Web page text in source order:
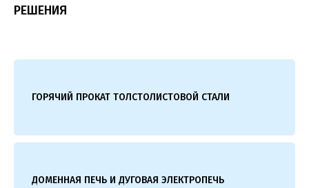
РЕШЕНИЯ
ГОРЯЧИЙ ПРОКАТ ТОЛСТОЛИСТОВОЙ СТАЛИ
ДОМЕННАЯ ПЕЧЬ И ДУГОВАЯ ЭЛЕКТРОПЕЧЬ